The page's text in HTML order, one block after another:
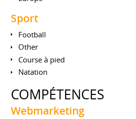
Sport
Football
Other
Course à pied
Natation
COMPÉTENCES
Webmarketing